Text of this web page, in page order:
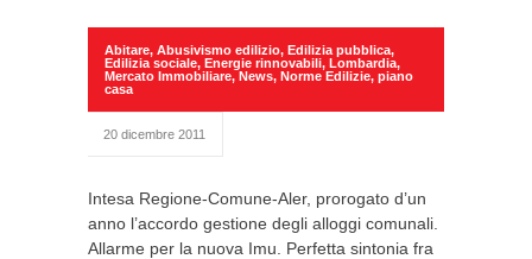
Abitare, Abusivismo edilizio, Edilizia pubblica,
Edilizia sociale, Energie rinnovabili, Lombardia,
Mercato Immobiliare, News, Norme Edilizie, piano
casa
20 dicembre 2011
Intesa Regione-Comune-Aler, prorogato d’un
anno l’accordo gestione degli alloggi comunali.
Allarme per la nuova Imu. Perfetta sintonia fra